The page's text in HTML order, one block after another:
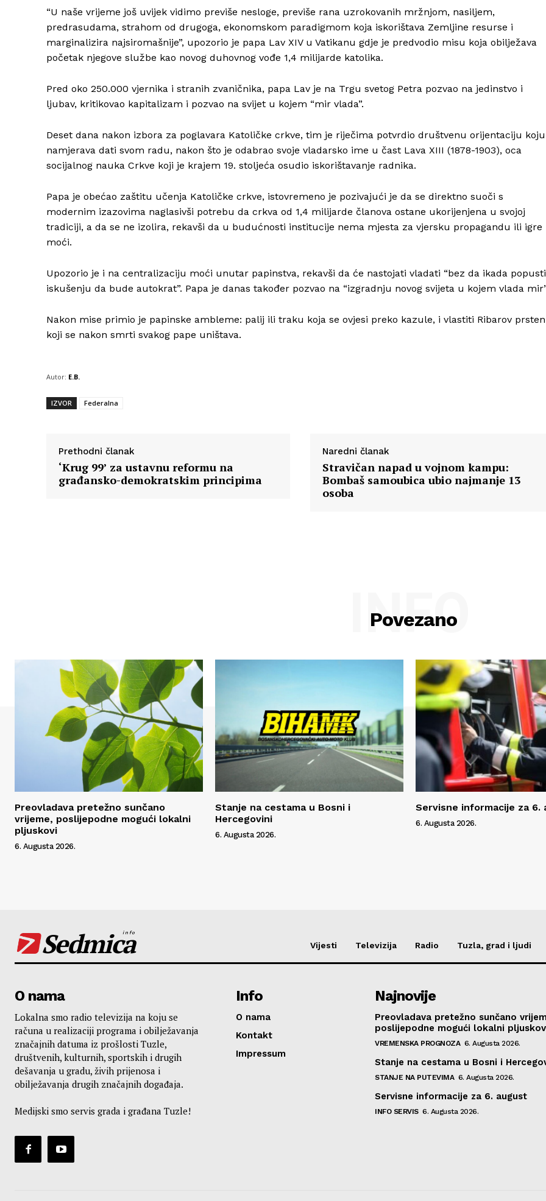
Info
Kontakt
Impressum
“U naše vrijeme još uvijek vidimo previše nesloge, previše rana uzrokovanih mržnjom, nasiljem,
predrasudama, strahom od drugoga, ekonomskom paradigmom koja iskorištava Zemljine resurse i
marginalizira najsiromašnije”, upozorio je papa Lav XIV u Vatikanu gdje je predvodio misu koja obilježava
početak njegove službe kao novog duhovnog vođe 1,4 milijarde katolika.
Pred oko 250.000 vjernika i stranih zvaničnika, papa Lav je na Trgu svetog Petra pozvao na jedinstvo i
ljubav, kritikovao kapitalizam i pozvao na svijet u kojem “mir vlada”.
Deset dana nakon izbora za poglavara Katoličke crkve, tim je riječima potvrdio društvenu orijentaciju koju
namjerava dati svom radu, nakon što je odabrao svoje vladarsko ime u čast Lava XIII (1878-1903), oca
socijalnog nauka Crkve koji je krajem 19. stoljeća osudio iskorištavanje radnika.
Papa je obećao zaštitu učenja Katoličke crkve, istovremeno je pozivajući je da se direktno suoči s
modernim izazovima naglasivši potrebu da crkva od 1,4 milijarde članova ostane ukorijenjena u svojoj
tradiciji, a da se ne izolira, rekavši da u budućnosti institucije nema mjesta za vjersku propagandu ili igre
moći.
Upozorio je i na centralizaciju moći unutar papinstva, rekavši da će nastojati vladati “bez da ikada popusti
iskušenju da bude autokrat”. Papa je danas također pozvao na “izgradnju novog svijeta u kojem vlada
Nakon mise primio je papinske ambleme: palij ili traku koja se ovjesi preko kazule, i vlastiti Ribarov prsten
koji se nakon smrti svakog pape uništava.
Autor: E.B.
IZVOR Federalna
Prethodni članak
‘Krug 99’ za ustavnu reformu na
građansko-demokratskim principima
Naredni članak
Stravičan napad u vojnom kampu:
Bombaš samoubica ubio najmanje 13
osoba
Povezano
INFO
Preovladava pretežno sunčano
vrijeme, poslijepodne mogući lokalni
pljuskovi
6. Augusta 2026.
Stanje na cestama u Bosni i
Hercegovini
6. Augusta 2026.
Servisne informacije za 6.
6. Augusta 2026.
Sedmica
info
Vijesti Televizija Radio Tuzla, grad i ljudi
O nama
Lokalna smo radio televizija na koju se
računa u realizaciji programa i obilježavanja
značajnih datuma iz prošlosti Tuzle,
društvenih, kulturnih, sportskih i drugih
dešavanja u gradu, živih prijenosa i
obilježavanja drugih značajnih događaja.
Medijski smo servis grada i građana Tuzle!
Info
O nama
Kontakt
Impressum
Najnovije
Preovladava pretežno sunčano
poslijepodne mogući lokalni
VREMENSKA PROGNOZA 6. Augusta 2026.
Stanje na cestama u Bosni i
STANJE NA PUTEVIMA 6. Augusta 2026.
Servisne informacije za 6. august
INFO SERVIS 6. Augusta 2026.